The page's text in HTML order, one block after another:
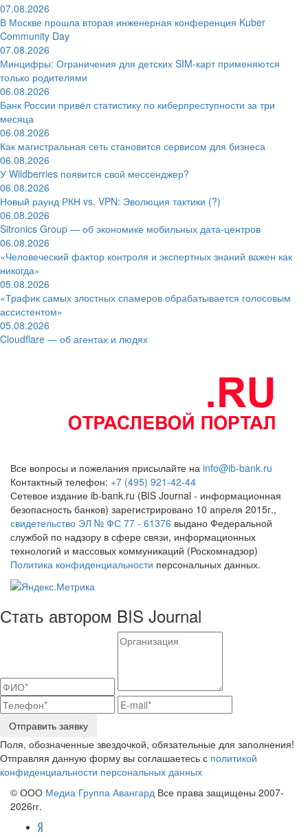
07.08.2026
В Москве прошла вторая инженерная конференция Kuber
Community Day
07.08.2026
Минцифры: Ограничения для детских SIM-карт применяются
только родителями
06.08.2026
Банк России привёл статистику по киберпреступности за три
месяца
06.08.2026
Как магистральная сеть становится сервисом для бизнеса
06.08.2026
У Wildberries появится свой мессенджер?
06.08.2026
Новый раунд РКН vs. VPN: Эволюция тактики (?)
06.08.2026
Sitronics Group — об экономике мобильных дата-центров
06.08.2026
«Человеческий фактор контроля и экспертных знаний важен как
никогда»
05.08.2026
«Трафик самых злостных спамеров обрабатывается голосовым
ассистентом»
05.08.2026
Cloudflare — об агентах и людях
Все вопросы и пожелания присылайте на info@ib-bank.ru
Контактный телефон: +7 (495) 921-42-44
Сетевое издание ib-bank.ru (BIS Journal - информационная
безопасность банков) зарегистрировано 10 апреля 2015г.,
свидетельство ЭЛ № ФС 77 - 61376 выдано Федеральной
службой по надзору в сфере связи, информационных
технологий и массовых коммуникаций (Роскомнадзор)
Политика конфиденциальности персональных данных.
Стать автором BIS Journal
Отправить заявку
Поля, обозначенные звездочкой, обязательные для заполнения!
Отправляя данную форму вы соглашаетесь с политикой
конфиденциальности персональных данных
© ООО Медиа Группа Авангард Все права защищены 2007-
2026гг.